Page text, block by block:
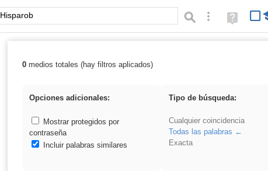
Palabra o frase: Búsqueda avanzada
Ayuda
(en
Resultados de: Hisparob
0medios totales (hay filtros aplicados)
Opciones adicionales:
Mostrar protegidos por
contraseña
Incluir palabras similares
Tipo de búsqueda:
Cualquier coincidencia
Todas las palabras
Exacta